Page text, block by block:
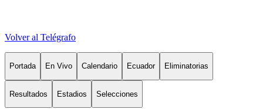
Volver al Telégrafo
Portada En Vivo Calendario Ecuador Eliminatorias
Resultados Estadios Selecciones